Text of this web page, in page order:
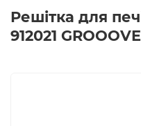
Решітка для
912021